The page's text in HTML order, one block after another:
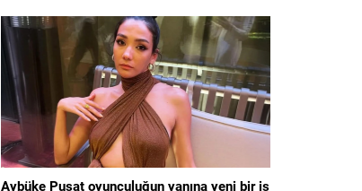
Aybüke Pusat oyunculuğun yanına yeni bir iş